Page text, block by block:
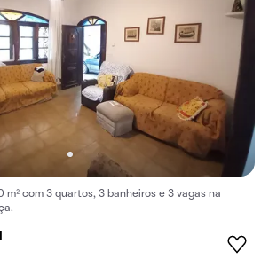
m² com 3 quartos, 3 banheiros e 3 vagas na